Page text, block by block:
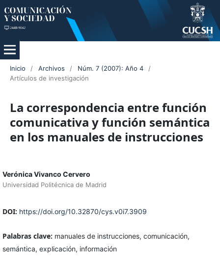
Inicio / Archivos / Núm. 7 (2007): Año 4
/
Artículos de investigación
La correspondencia entre función
comunicativa y función semántica
en los manuales de instrucciones
Verónica Vivanco Cervero
Universidad Politécnica de Madrid
DOI: https://doi.org/10.32870/cys.v0i7.3909
Palabras clave: manuales de instrucciones, comunicación,
semántica, explicación, información